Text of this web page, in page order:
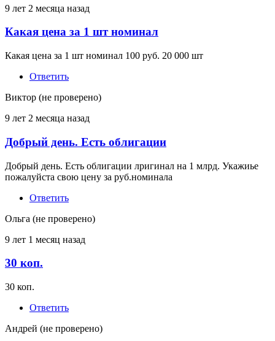
проверено)
9 лет 2 месяца назад
Ответ
на
Куплю
Облигации
Гарант
проверено)
Какая цена за 1 шт номинал
Какая цена за 1 шт номинал 100 руб. 20 000 шт
Ответить
Виктор (не проверено)
9 лет 2 месяца назад
Ответ
Куплю
Облигации
Гарант
(не
проверено)
Добрый день. Есть облигации
Добрый день. Есть облигации лригинал на 1 млрд. Укажиье
пожалуйста свою цену за руб.номинала
Ответить
Ольга (не проверено)
9 лет 1 месяц назад
Ответ
на
Добрый
облигации
30 коп.
30 коп.
Ответить
Андрей (не проверено)